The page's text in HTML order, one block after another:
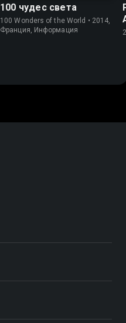
100 чудес света
100 Wonders of the World • 2014,
Франция, Информация